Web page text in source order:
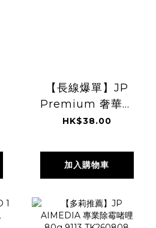
【長線爆單】JP
Premium 奢華升
級版 美味棒 和風牛
TK260808
HK$38.00
加入購物車